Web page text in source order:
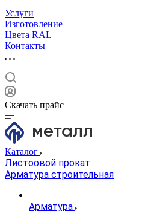
Услуги
Изготовление
Цвета RAL
Контакты
Скачать прайс
Каталог
Листоовой прокат
Арматура строительная
Арматура